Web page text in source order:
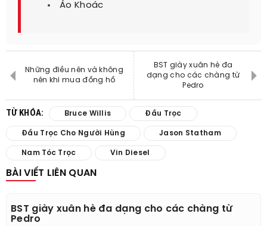
Áo Khoác
Những điều nên và không
nên khi mua đồng hồ
BST giày xuân hè đa
dạng cho các chàng từ
Pedro
TỪ KHÓA: Bruce Willis Đầu Trọc
Đầu Trọc Cho Người Hùng Jason Statham
Nam Tóc Trọc Vin Diesel
BÀI VIẾT LIÊN QUAN
BST giày xuân hè đa dạng cho các chàng từ
Pedro